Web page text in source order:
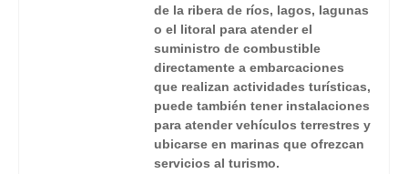
de la ribera de ríos, lagos, lagunas
o el litoral para atender el
suministro de combustible
directamente a embarcaciones
que realizan actividades turísticas,
puede también tener instalaciones
para atender vehículos terrestres y
ubicarse en marinas que ofrezcan
servicios al turismo.